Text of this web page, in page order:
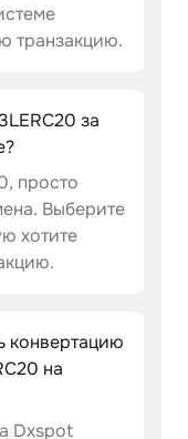
транзакцию.
за
просто
Выберите
хотите
конвертацию
на
Dxspot